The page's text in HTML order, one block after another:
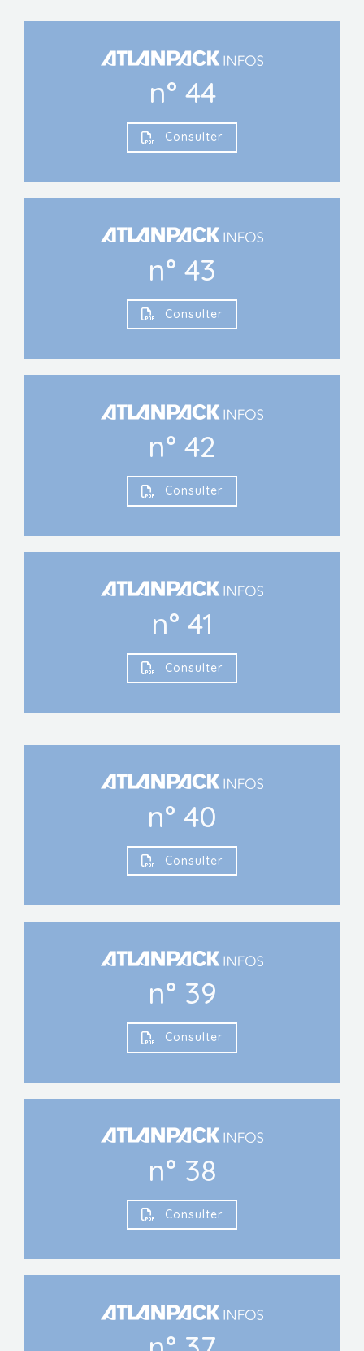
n° 44
Consulter
n° 43
Consulter
n° 42
Consulter
n° 41
Consulter
n° 40
Consulter
n° 39
Consulter
n° 38
Consulter